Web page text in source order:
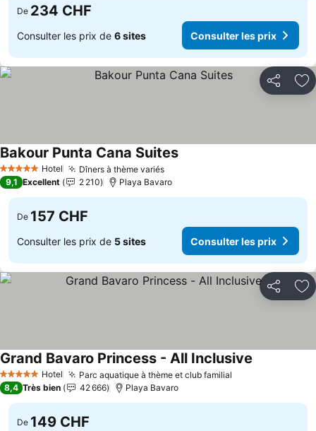
De 234 CHF
Consulter les prix de 6 sites Consulter les prix
Partager
5 Étoiles Hotel Dîners à thème variésConsulter les prix
Bakour Punta Cana SuitesConsulter les prix
9,1 Excellent 2 210 Playa Bavaro
De 157 CHF
Consulter les prix de 5 sites Consulter les prix
Partager
5 Étoiles Hotel Parc aquatique à thème et club familial
Grand Bavaro Princess - All Inclusive
8,4 Très bien 42 666 Playa Bavaro
De 149 CHF